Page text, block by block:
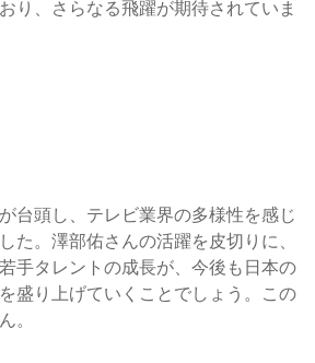
り、さらなる飛躍が期待されていま
台頭し、テレビ業界の多様性を感じ
た。澤部佑さんの活躍を皮切りに、
手タレントの成長が、今後も日本の
盛り上げていくことでしょう。この
。